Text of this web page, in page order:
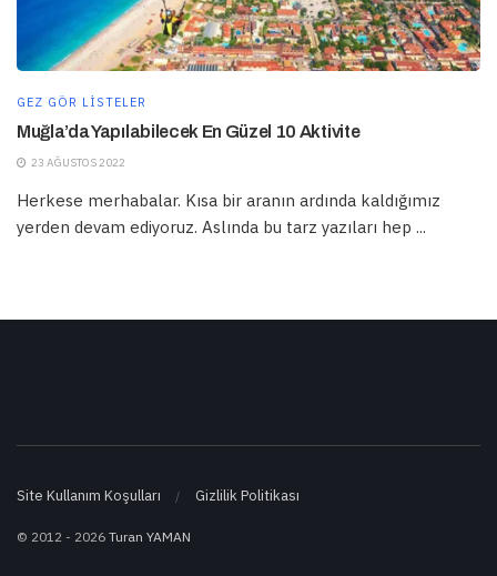
GEZ GÖR LISTELER
Muğla’da Yapılabilecek En Güzel 10 Aktivite
23 AĞUSTOS 2022
Herkese merhabalar. Kısa bir aranın ardında kaldığımız
yerden devam ediyoruz. Aslında bu tarz yazıları hep ...
Site Kullanım Koşulları Gizlilik Politikası
© 2012 - 2026 Turan YAMAN